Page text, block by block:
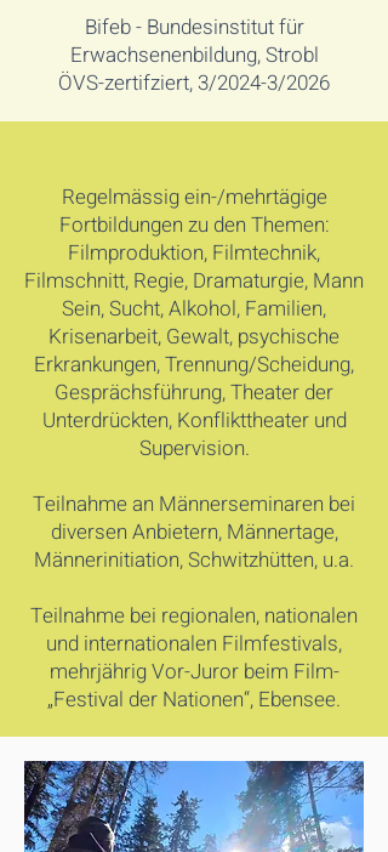
Bifeb - Bundesinstitut für
Erwachsenenbildung, Strobl
ÖVS-zertifziert, 3/2024-3/2026
Regelmässig ein-/mehrtägige
Fortbildungen zu den Themen:
Filmproduktion, Filmtechnik,
Filmschnitt, Regie, Dramaturgie, Mann
Sein, Sucht, Alkohol, Familien,
Krisenarbeit, Gewalt, psychische
Erkrankungen, Trennung/Scheidung,
Gesprächsführung, Theater der
Unterdrückten, Konflikttheater und
Supervision.
Teilnahme an Männerseminaren bei
diversen Anbietern, Männertage,
Männerinitiation, Schwitzhütten, u.a.
Teilnahme bei regionalen, nationalen
und internationalen Filmfestivals,
mehrjährig Vor-Juror beim Film-
„Festival der Nationen“, Ebensee.